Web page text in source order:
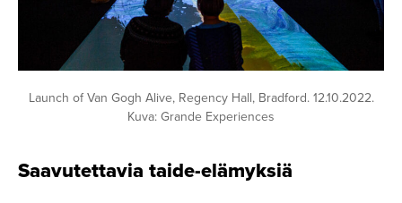
Launch of Van Gogh Alive, Regency Hall, Bradford. 12.10.2022.
Kuva: Grande Experiences
Saavutet­tavia taide-elä­myksiä